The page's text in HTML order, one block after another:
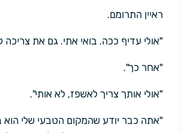
ראיין התרומם.
"אולי עדיף ככה. בואי אתי. גם את צריכה
"אחר כך".
"אולי אותך צריך לאשפז, לא אותי".
"אתה כבר יודע שהמקום הטבעי שלי הוא